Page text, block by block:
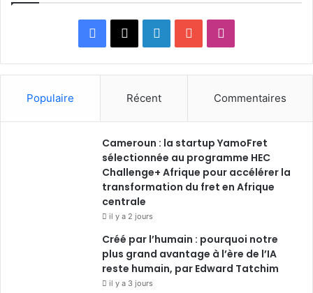
Facebook
X LinkedinYouTube
Populaire Récent Commentaires
Cameroun : la startup YamoFret
sélectionnée au programme HEC
Challenge+ Afrique pour accélérer la
transformation du fret en Afrique
centrale
il y a 2 jours
Créé par l’humain : pourquoi notre
plus grand avantage à l’ère de l’IA
reste humain, par Edward Tatchim
il y a 3 jours